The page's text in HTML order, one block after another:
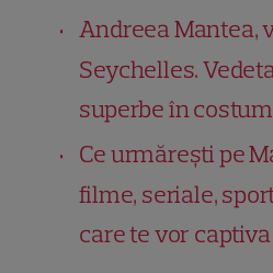
Andreea Mantea,
Seychelles.
superbe în
Ce urmărești pe
filme, seriale,
care te vor